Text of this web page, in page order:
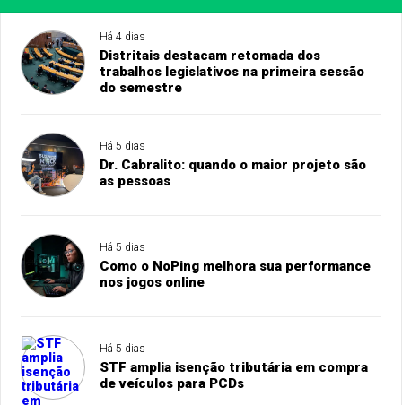
Há 4 dias
Distritais destacam retomada dos
trabalhos legislativos na primeira sessão
do semestre
Há 5 dias
Dr. Cabralito: quando o maior projeto são
as pessoas
Há 5 dias
Como o NoPing melhora sua performance
nos jogos online
Há 5 dias
STF amplia isenção tributária em compra
de veículos para PCDs